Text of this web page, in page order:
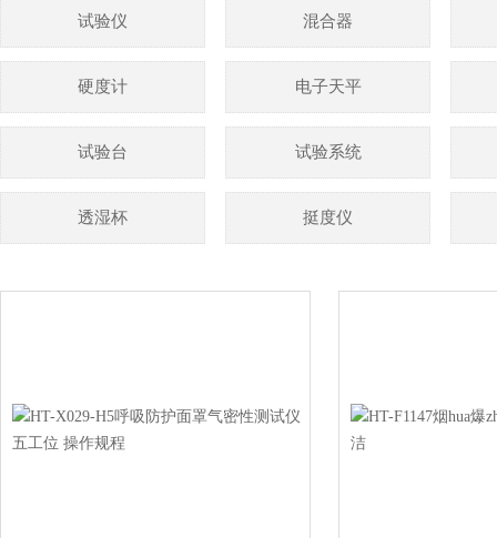
试验仪 混合器
硬度计 电子天平
试验台 试验系统
透湿杯 挺度仪